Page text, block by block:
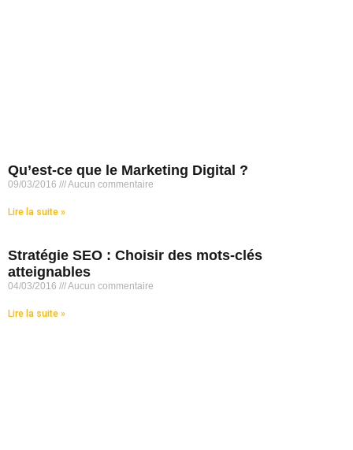
Qu’est-ce que le Marketing Digital ?
09/03/2016 Aucun commentaire
Lire la suite »
Stratégie SEO : Choisir des mots-clés
atteignables
04/03/2016 Aucun commentaire
Lire la suite »